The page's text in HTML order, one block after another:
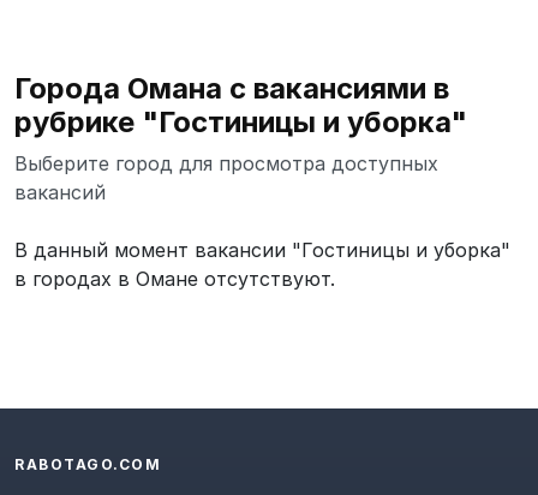
Города Омана с вакансиями в
рубрике "Гостиницы и уборка"
Выберите город для просмотра доступных
вакансий
В данный момент вакансии "Гостиницы и уборка"
в городах в Омане отсутствуют.
RABOTAGO.COM